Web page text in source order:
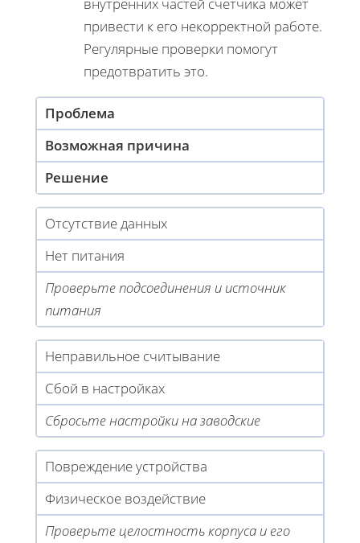
привести к его некорректной работе.
Регулярные проверки помогут
предотвратить это.
Проблема
Возможная причина
Решение
Отсутствие данных
Нет питания
Проверьте подсоединения и источник
питания
Неправильное считывание
Сбой в настройках
Сбросьте настройки на заводские
Повреждение устройства
Физическое воздействие
Проверьте целостность корпуса и его